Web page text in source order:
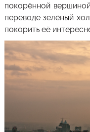
покорённой
переводе зелёный
покорить её